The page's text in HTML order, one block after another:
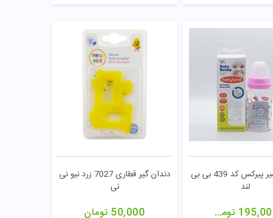
شیشه شیر پیرکس کد 439 بی بی
لند
تومان
دندان گیر قطاری 7027 زرد نیو نی
نی
50,000 تومان